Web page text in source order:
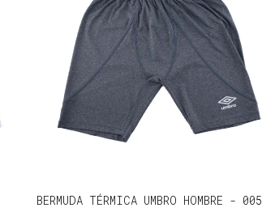
BERMUDA TÉRMICA UMBRO HOMBRE - 005